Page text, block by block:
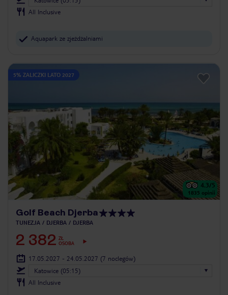
All Inclusive
Aquapark ze zjeżdżalniami
5% ZALICZKI LATO 2027
4.3/5
1835 opinii
Golf Beach Djerba
TUNEZJA DJERBA DJERBA
2 382 ZŁ
OSOBA
17.05.2027 - 24.05.2027 (7 noclegów)
Katowice (05:15)
All Inclusive